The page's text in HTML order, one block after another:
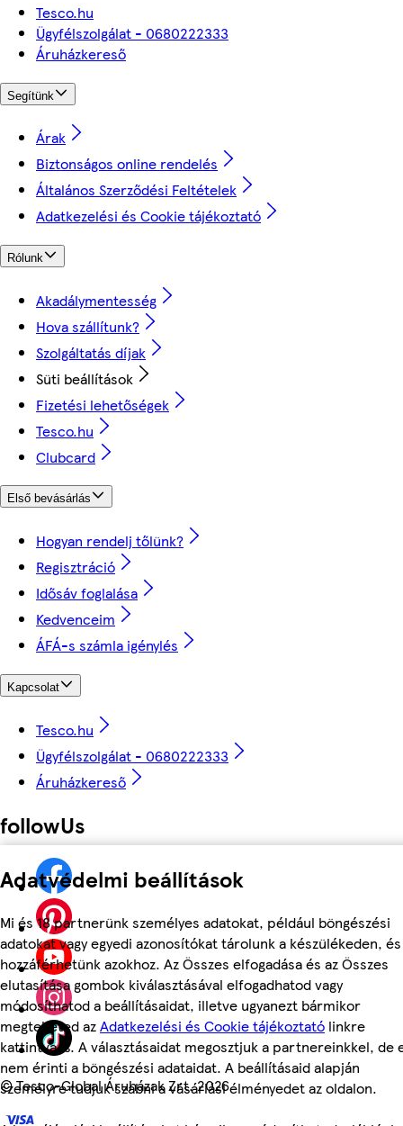
Adatvédelmi beállítások
Mi és 18 partnerünk személyes adatokat, például böngészési
adatokat vagy egyedi azonosítókat tárolunk a készülékeden, és
hozzáférhetünk azokhoz. Az Összes elfogadása és az Összes
elutasítása gombok kiválasztásával elfogadhatod vagy
módosíthatod a beállításaidat, illetve ugyanezt bármikor
megteheted azAdatkezelési és Cookie tájékoztató linkre
kattintva is. A választásaidat megosztjuk a partnereinkkel, de
nem érinti a böngészési adataidat. A beállításaid alapján
személyre tudjuk szabni a vásárlási élményedet az oldalon.
Tesco.hu
Ügyfélszolgálat - 0680222333
Áruházkereső
Segítünk
Árak
Biztonságos online rendelés
Általános Szerződési Feltételek
Adatkezelési és Cookie tájékoztató
Rólunk
Akadálymentesség
Hova szállítunk?
Szolgáltatás díjak
Süti beállítások
Fizetési lehetőségek
Tesco.hu
Clubcard
Első bevásárlás
Hogyan rendelj tőlünk?
Regisztráció
Idősáv foglalása
Kedvenceim
ÁFÁ-s számla igénylés
Kapcsolat
Tesco.hu
Ügyfélszolgálat - 0680222333
Áruházkereső
followUs
©Tesco-Global Áruházak Zrt. 2026